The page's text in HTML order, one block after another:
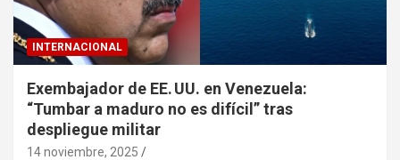
INTERNACIONAL
Exembajador de EE. UU. en Venezuela:
“Tumbar a maduro no es difícil” tras
despliegue militar
14 noviembre, 2025